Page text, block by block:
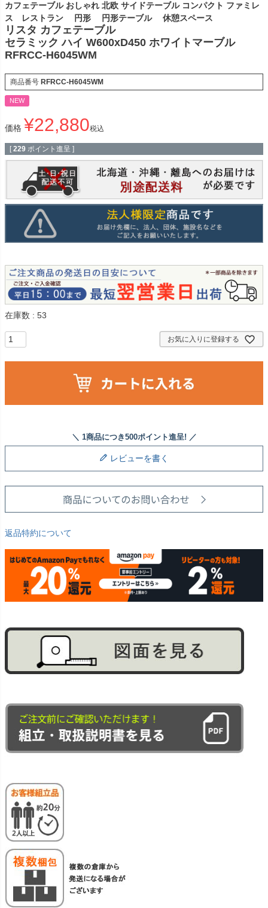
カフェテーブル おしゃれ 北欧 サイドテーブル コンパクト ファミレ
ス レストラン 円形 円形テーブル 休憩スペース
リスタ カフェテーブル
セラミック ハイ W600xD450 ホワイトマーブル
RFRCC-H6045WM
商品番号 RFRCC-H6045WM
NEW
価格 ¥22,880税込
[ 229 ポイント進呈 ]
在庫数 53
お気に入りに登録する
レビューを書く
返品特約について